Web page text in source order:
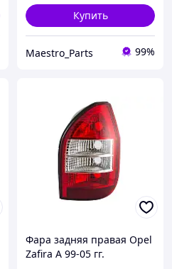
Купить
Maestro_Parts 99%
Фара задняя правая Opel
Zafira A 99-05 гг.